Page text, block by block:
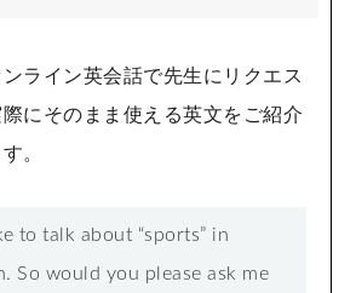
ライン英会話で先生にリクエス
際にそのまま使える英文をご紹介
。
to talk about “sports” in
So would you please ask me